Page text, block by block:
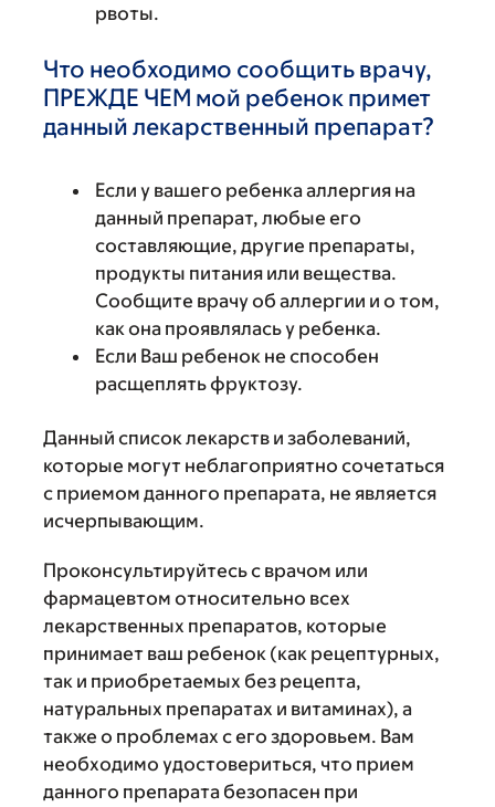
рвоты.
Что необходимо сообщить врачу,
ПРЕЖДЕ ЧЕМ мой ребенок примет
данный лекарственный препарат?
Если у вашего ребенка аллергия на
данный препарат, любые его
составляющие, другие препараты,
продукты питания или вещества.
Сообщите врачу об аллергии и о том,
как она проявлялась у ребенка.
Если Ваш ребенок не способен
расщеплять фруктозу.
Данный список лекарств и заболеваний,
которые могут неблагоприятно сочетаться
с приемом данного препарата, не является
исчерпывающим.
Проконсультируйтесь с врачом или
фармацевтом относительно всех
лекарственных препаратов, которые
принимает ваш ребенок (как рецептурных,
так и приобретаемых без рецепта,
натуральных препаратах и витаминах), а
также о проблемах с его здоровьем. Вам
необходимо удостовериться, что прием
данного препарата безопасен при